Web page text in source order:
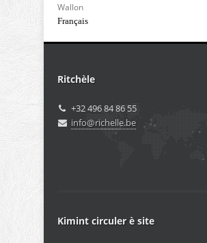
Wallon
Français
Ritchèle
+32 496 84 86 55
info@richelle.be
Kimint circuler è site